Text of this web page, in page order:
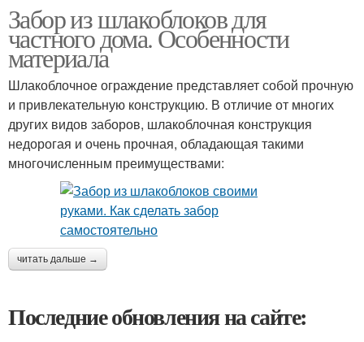
Забор из шлакоблоков для
частного дома. Особенности
материала
Шлакоблочное ограждение представляет собой прочную
и привлекательную конструкцию. В отличие от многих
других видов заборов, шлакоблочная конструкция
недорогая и очень прочная, обладающая такими
многочисленным преимуществами:
читать дальше →
Последние обновления на сайте: